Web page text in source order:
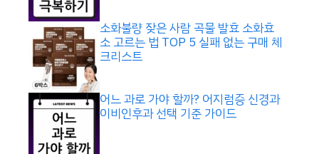
소화불량 잦은 사람 곡물 발효 소화효
소 고르는 법 TOP 5 실패 없는 구매 체
크리스트
어느 과로 가야 할까? 어지럼증 신경과
이비인후과 선택 기준 가이드